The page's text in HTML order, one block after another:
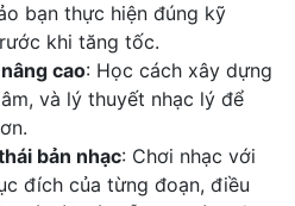
bạn thực hiện đúng kỹ
khi tăng tốc.
cao: Học cách xây dựng
và lý thuyết nhạc lý để
bản nhạc: Chơi nhạc với
đích của từng đoạn, điều